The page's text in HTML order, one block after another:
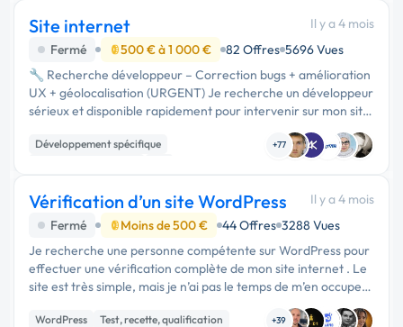
Site internet
Il y a 4 mois
Fermé
500 € à 1 000 € 82 Offres 5696 Vues
🔧 Recherche développeur – Correction bugs + amélioration
UX + géolocalisation (URGENT) Je recherche un développeur
sérieux et disponible rapidement pour intervenir sur mon site
missi...
Développement spécifique
+77
Vérification d’un site WordPress
Il y a 4 mois
Fermé
Moins de 500 € 44 Offres 3288 Vues
Je recherche une personne compétente sur WordPress pour
effectuer une vérification complète de mon site internet . Le
site est très simple, mais je n’ai pas le temps de m’en occuper
et je souhaite m’assurer qu’il fonctionne correctement sur
tous …
WordPress Test, recette, qualification +39